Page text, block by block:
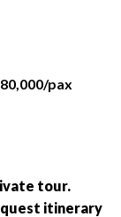
pax
tour.
itinerary